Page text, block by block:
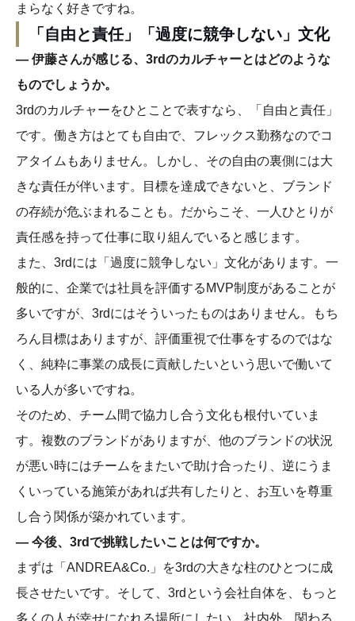
まらなく好きですね。
「自由と責任」「過度に競争しない」文化
― 伊藤さんが感じる、3rdのカルチャーとはどのような
ものでしょうか。
3rdのカルチャーをひとことで表すなら、「自由と責任」
です。働き方はとても自由で、フレックス勤務なのでコ
アタイムもありません。しかし、その自由の裏側には大
きな責任が伴います。目標を達成できないと、ブランド
の存続が危ぶまれることも。だからこそ、一人ひとりが
責任感を持って仕事に取り組んでいると感じます。
また、3rdには「過度に競争しない」文化があります。一
般的に、企業では社員を評価するMVP制度があることが
多いですが、3rdにはそういったものはありません。もち
ろん目標はありますが、評価重視で仕事をするのではな
く、純粋に事業の成長に貢献したいという思いで働いて
いる人が多いですね。
そのため、チーム間で協力し合う文化も根付いていま
す。複数のブランドがありますが、他のブランドの状況
が悪い時にはチームをまたいで助け合ったり、逆にうま
くいっている施策があれば共有したりと、お互いを尊重
し合う関係が築かれています。
― 今後、3rdで挑戦したいことは何ですか。
まずは「ANDREA&Co.」を3rdの大きな柱のひとつに成
長させたいです。そして、3rdという会社自体を、もっと
多くの人が幸せになれる場所にしたい。社内外、関わる